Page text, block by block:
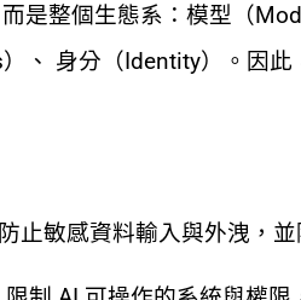
是整個生態系：模型（
、 身分（Identity）。因
防止敏感資料輸入與外洩，